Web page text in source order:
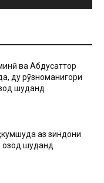
ва Абдусаттор
ду рӯзноманигори
шуданд
аз зиндони
озод шуданд